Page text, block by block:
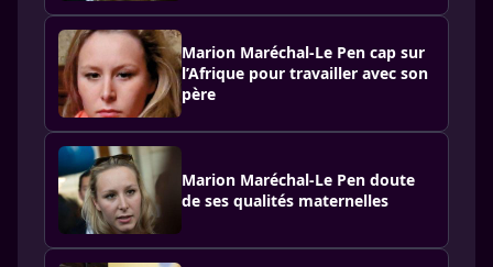
Marion Maréchal-Le Pen cap sur
l’Afrique pour travailler avec son
père
Marion Maréchal-Le Pen doute
de ses qualités maternelles